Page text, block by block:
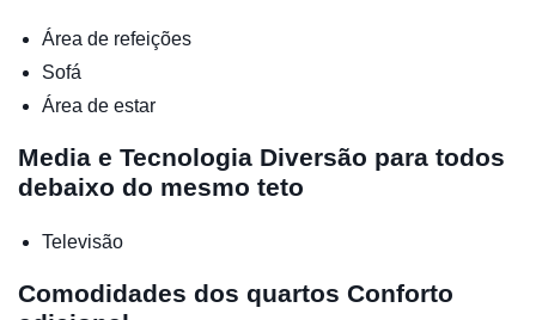
Área de refeições
Sofá
Área de estar
Media e Tecnologia Diversão para todos
debaixo do mesmo teto
Televisão
Comodidades dos quartos Conforto